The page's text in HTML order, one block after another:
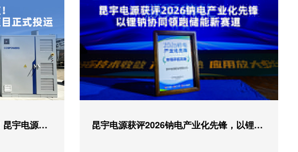
项目交付丨深耕北美储能赛道！昆宇电源美国工商业储能项目正式投运 昆宇电源获评2026钠电产业化先锋，以锂钠协同领跑储能新赛道